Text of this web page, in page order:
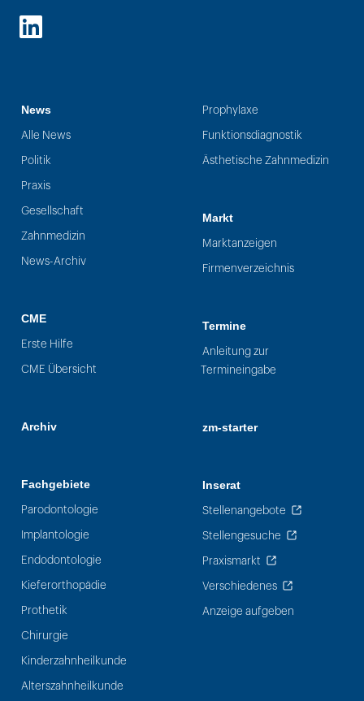
LinkedIn
News
Alle News
Politik
Praxis
Gesellschaft
Zahnmedizin
News-Archiv
CME
Erste Hilfe
CME Übersicht
Archiv
Fachgebiete
Parodontologie
Implantologie
Endodontologie
Kieferorthopädie
Prothetik
Chirurgie
Kinderzahnheilkunde
Alterszahnheilkunde
Prophylaxe
Funktionsdiagnostik
Ästhetische Zahnmedizin
Markt
Marktanzeigen
Firmenverzeichnis
Termine
Anleitung zur
Termineingabe
zm-starter
Inserat
Stellenangebote
Stellengesuche
Praxismarkt
Verschiedenes
Anzeige aufgeben